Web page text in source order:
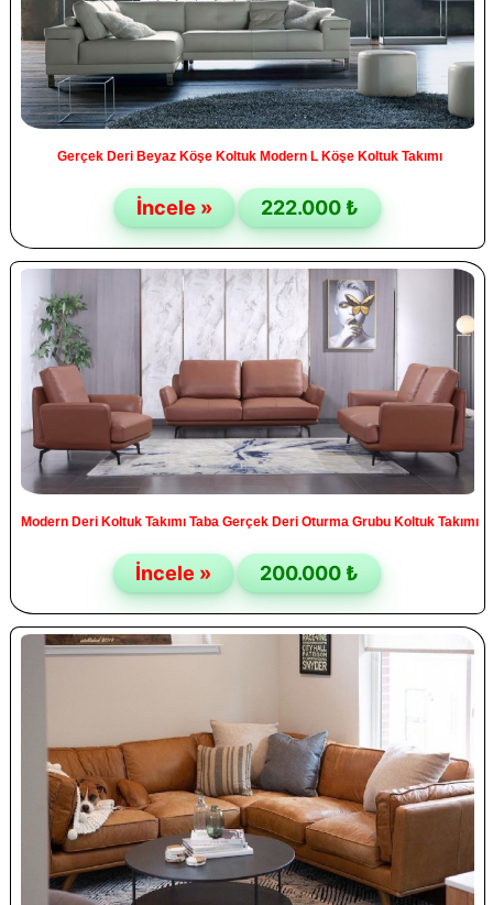
Gerçek Deri Beyaz Köşe Koltuk Modern L Köşe Koltuk Takımı
İncele » 222.000 ₺
Modern Deri Koltuk Takımı Taba Gerçek Deri Oturma Grubu Koltuk Takımı
İncele » 200.000 ₺